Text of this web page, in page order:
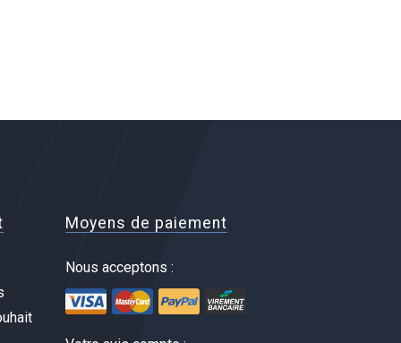
Moyens de paiement
Nous acceptons :